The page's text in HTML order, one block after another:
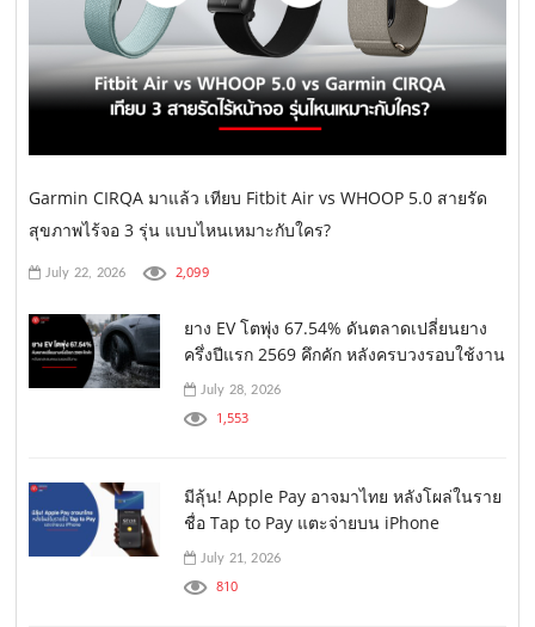
Garmin CIRQA มาแล้ว เทียบ Fitbit Air vs WHOOP 5.0 สายรัด
สุขภาพไร้จอ 3 รุ่น แบบไหนเหมาะกับใคร?
July 22, 2026 2,099
ยาง EV โตพุ่ง 67.54% ดันตลาดเปลี่ยนยาง
ครึ่งปีแรก 2569 คึกคัก หลังครบวงรอบใช้งาน
July 28, 2026
1,553
มีลุ้น! Apple Pay อาจมาไทย หลังโผล่ในราย
ชื่อ Tap to Pay แตะจ่ายบน iPhone
July 21, 2026
810